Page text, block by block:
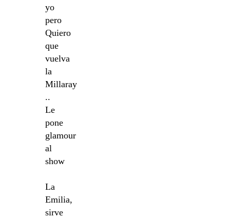
yo
pero
Quiero
que
vuelva
la
Millaray
..
Le
pone
glamour
al
show
La
Emilia,
sirve